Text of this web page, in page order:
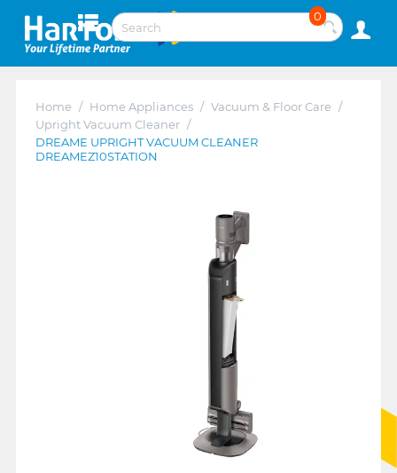
0
Home / Home Appliances / Vacuum & Floor Care /
Upright Vacuum Cleaner /
DREAME UPRIGHT VACUUM CLEANER
DREAMEZ10STATION